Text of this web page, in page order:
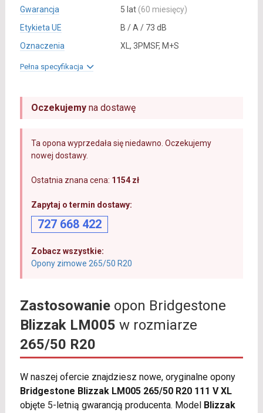
Gwarancja
5 lat (60 miesięcy)
Etykieta UE
B / A / 73 dB
Oznaczenia
XL, 3PMSF, M+S
Pełna specyfikacja
Oczekujemyna dostawę
Ta opona wyprzedała się niedawno. Oczekujemy
nowej dostawy.
Ostatnia znana cena: 1154 zł
Zapytaj o termin dostawy:
727 668 422
Zobacz wszystkie:
Opony zimowe 265/50 R20
Zastosowanieopon Bridgestone
Blizzak LM005 w rozmiarze
265/50 R20
W naszej ofercie znajdziesz nowe, oryginalne opony
Bridgestone Blizzak LM005 265/50 R20 111 V XL
objęte 5-letnią gwarancją producenta. Model Blizzak